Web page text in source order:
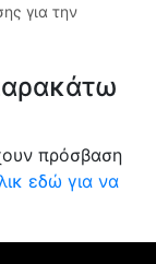
για την
πρόσβαση
εδώ για να